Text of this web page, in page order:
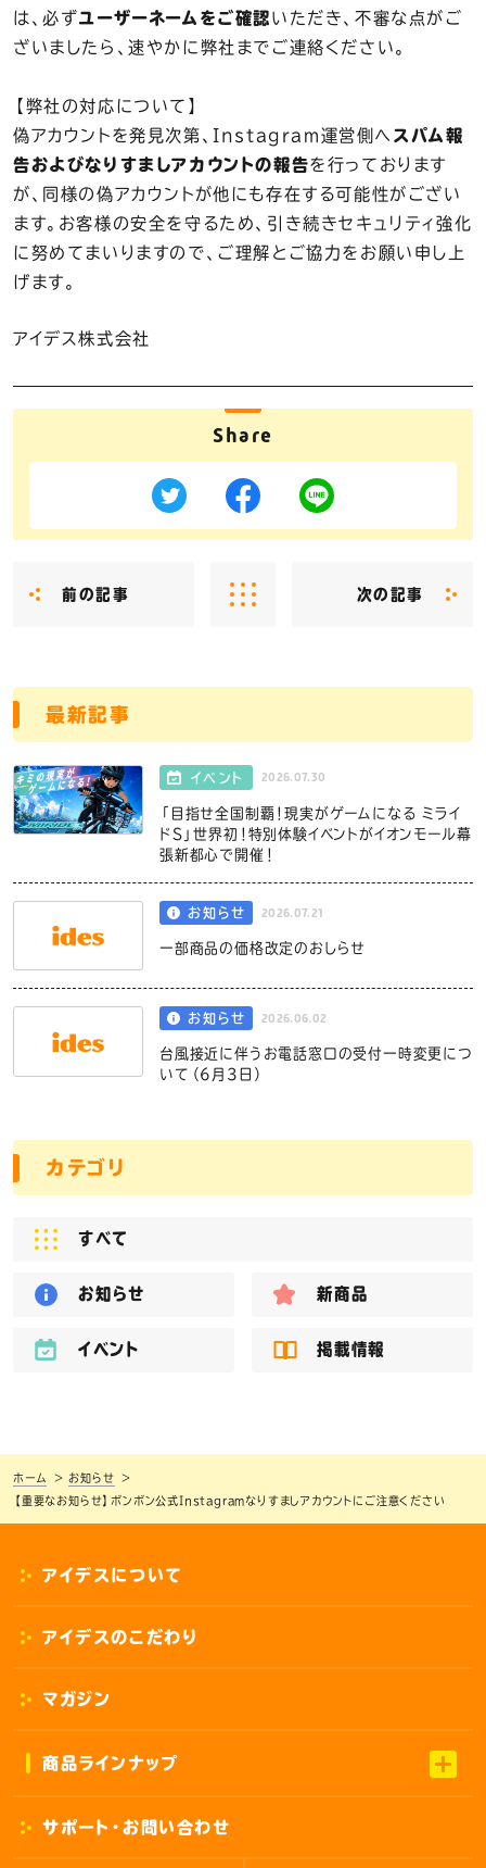
は、必ずユーザーネームをご確認 いただき、不審な点がご
ざいましたら、速やかに弊社までご連絡ください。
【弊社の対応について】
偽アカウントを発見次第、Instagram運営側へ スパム報
告およびなりすましアカウントの報告を行っております
が、同様の偽アカウントが他にも存在する可能性がござい
ます。お客様の安全を守るため、引き続きセキュリティ強化
に努めてまいりますので、ご理解とご協力をお願い申し上
げます。
アイデス株式会社
Share
前の記事 次の記事
最新記事
イベント 2026.07.30
「目指せ全国制覇！現実がゲームになる ミライ
ドS」世界初！特別体験イベントがイオンモール幕
張新都心で開催！
お知らせ 2026.07.21
一部商品の価格改定のおしらせ
お知らせ 2026.06.02
台風接近に伴うお電話窓口の受付一時変更につ
いて（6月3日）
カテゴリ
すべて
お知らせ 新商品
イベント 掲載情報
ホーム お知らせ
【重要なお知らせ】ボンボン公式Instagramなりすましアカウントにご注意ください
アイデスについて
アイデスのこだわり
マガジン
商品ラインナップ
サポート・お問い合わせ